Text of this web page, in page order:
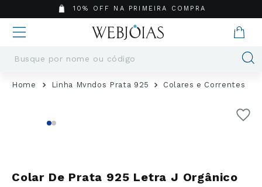
10% OFF NA PRIMEIRA COMPRA
Busque por nome ou código
Linha Mvndos Prata 925 Colares e Correntes
Colar De Prata 925 Letra J Orgânico
Termos mais buscados
6º
Argola